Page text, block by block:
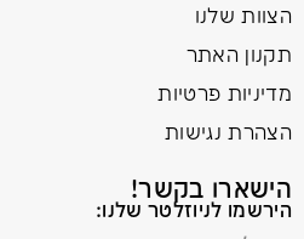
הצוות שלנו
תקנון האתר
מדיניות פרטיות
הצהרת נגישות
הישארו בקשר!
הירשמו לניוזלטר שלנו: